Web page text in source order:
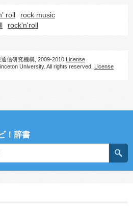
roll
rock music
rock'n'roll
信研究機構, 2009-2010 License
University. All rights reserved. License
！辞書